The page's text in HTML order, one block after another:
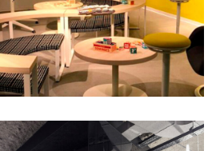
tendencias del mercado, para
todos nuestros proyectos.